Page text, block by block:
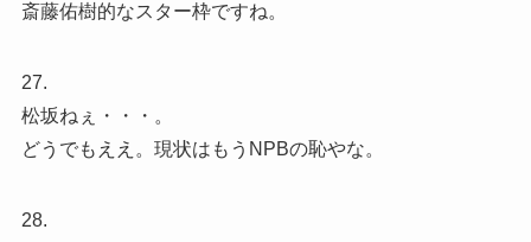
斎藤佑樹的なスター枠ですね。
27.
松坂ねぇ・・・。
どうでもええ。現状はもうNPBの恥やな。
28.